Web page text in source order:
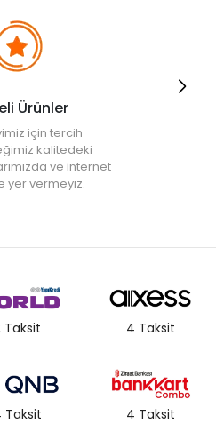
Ürünler
için tercih
kalitedeki
ve internet
yer vermeyiz.
Taksit 4 Taksit
Taksit 4 Taksit